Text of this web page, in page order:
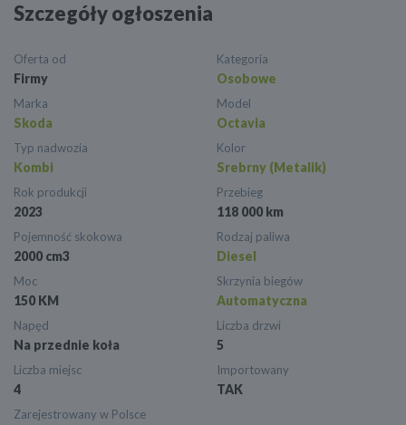
Szczegóły ogłoszenia
Oferta od
Firmy
Kategoria
Osobowe
Marka
Skoda
Model
Octavia
Typ nadwozia
Kombi
Kolor
Srebrny (Metalik)
Rok produkcji
2023
Przebieg
118 000 km
Pojemność skokowa
2000 cm3
Rodzaj paliwa
Diesel
Moc
150 KM
Skrzynia biegów
Automatyczna
Napęd
Na przednie koła
Liczba drzwi
5
Liczba miejsc
4
Importowany
TAK
Zarejestrowany w Polsce